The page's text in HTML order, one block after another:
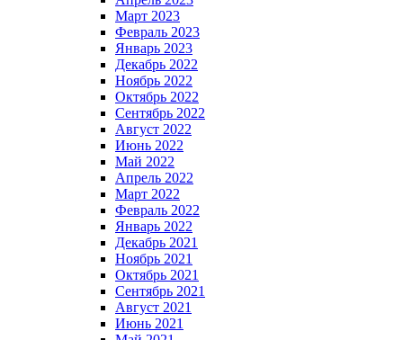
Март 2023
Февраль 2023
Январь 2023
Декабрь 2022
Ноябрь 2022
Октябрь 2022
Сентябрь 2022
Август 2022
Июнь 2022
Май 2022
Апрель 2022
Март 2022
Февраль 2022
Январь 2022
Декабрь 2021
Ноябрь 2021
Октябрь 2021
Сентябрь 2021
Август 2021
Июнь 2021